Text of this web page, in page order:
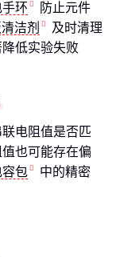
手环
防止元件
洁剂
及时清理
低实验失败
电阻值是否匹
也可能存在偏
容包
中的精密